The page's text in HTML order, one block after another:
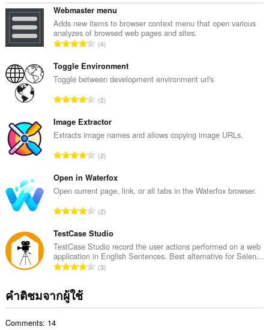
ส่วน
ขยาย
สามารถ
เข้า
แท็บ
และ
กิจกรรม
การ
ท่อง
ของ
คุณ
Webmaster menu
Adds new items to browser context menu that open various
analyzes of browsed web pages and sites.
จำ
ว
น
ะ
น
น
ร
ว
ม
ทั้
ห
ด
:
4
Toggle Environment
Toggle between development environment url's
จำ
ว
น
ะ
น
น
ร
ว
ม
ทั้
ง
ห
2
Image Extractor
Extracts image names and allows copying image URLs.
จำ
ว
น
ะ
น
น
ร
ว
ง
2
Open in Waterfox
Open current page, link, or all tabs in the Waterfox browser.
จำ
ว
น
ค
ะ
น
2
TestCase Studio
TestCase Studio record the user actions performed on a web
application in English Sentences. Best alternative for Selen...
จำ
3
คำติชมจากผู้ใช้
Comments: 14